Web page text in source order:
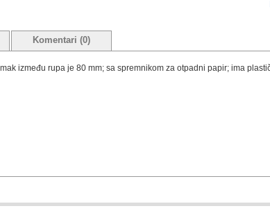
Komentari (0)
između rupa je 80 mm; sa spremnikom za otpadni papir; ima